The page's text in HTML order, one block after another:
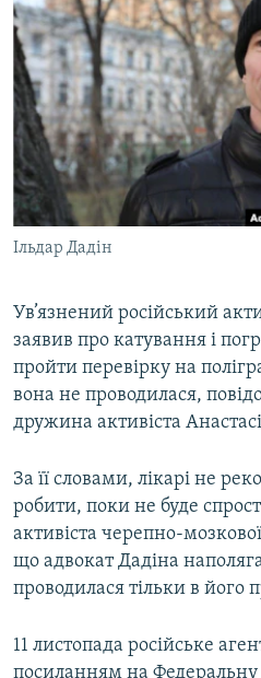
ВСЕ ЗА ДЕНЬ
СПЕЦПРОЕКТИ
ДЕПОРТАЦІЯ
ВІДЕОУРОКИ «ELIFBE»
СВІДЧЕННЯ ОКУПАЦІЇ
УКРАЇНСЬКА ПРОБЛЕМА КРИМУ
ІНФОГРАФІКА
ЯК ОБІЙТИ БЛОКУВАННЯ
Русский
Qırımtatar
ДОЛУЧАЙСЯ!
Усі сайти RFE/RL
Ільдар Дадін
Ув’язнений російський
заявив про катування і
пройти перевірку на
вона не проводилася,
дружина активіста
За її словами, лікарі не
робити, поки не буде
активіста черепно-
що адвокат Дадіна
проводилася тільки в його
11 листопада російське
посиланням на Федеральну